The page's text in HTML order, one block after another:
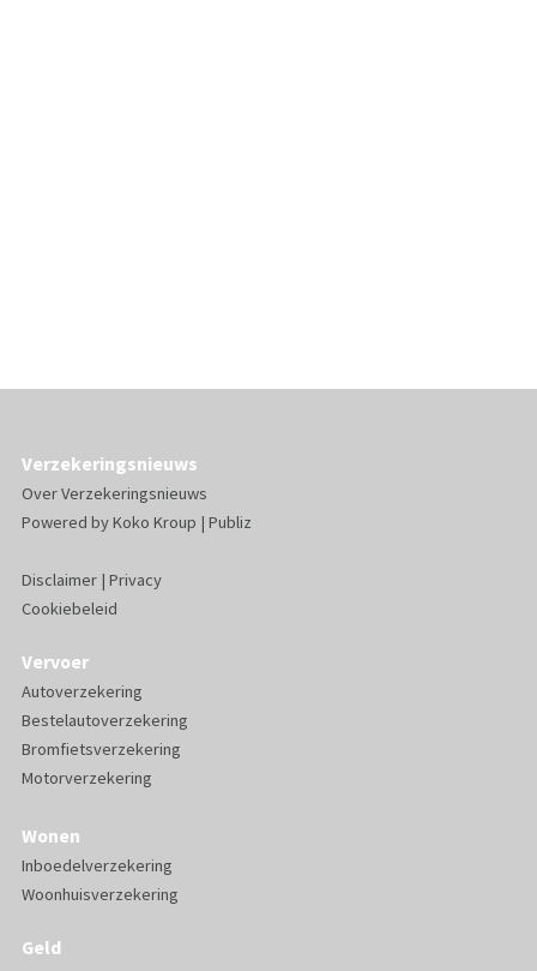
Verzekeringsnieuws
Over Verzekeringsnieuws
Powered byKoko Kroup | Publiz
Disclaimer| Privacy
Cookiebeleid
Vervoer
Autoverzekering
Bestelautoverzekering
Bromfietsverzekering
Motorverzekering
Wonen
Inboedelverzekering
Woonhuisverzekering
Geld